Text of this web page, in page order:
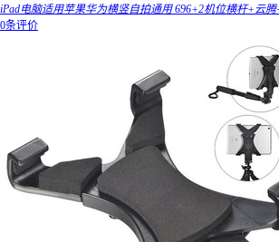
iPad电脑适用苹果华为横竖自拍通用 696+2机位横杆+云
0条评价